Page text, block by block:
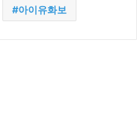
아이유화보